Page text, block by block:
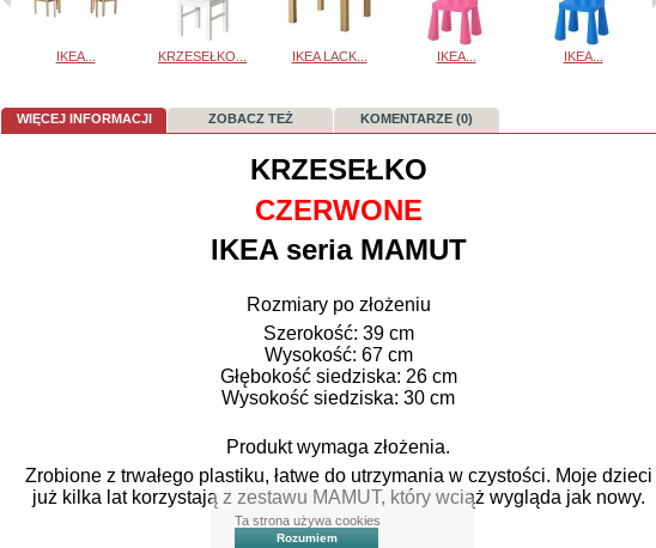
Ta strona używa cookies
Rozumiem
IKEA... KRZESEŁKO... IKEA LACK... IKEA... IKEA...
WIĘCEJ INFORMACJI ZOBACZ TEŻ KOMENTARZE (0)
KRZESEŁKO
CZERWONE
IKEA seria MAMUT
Rozmiary po złożeniu
Szerokość: 39 cm
Wysokość: 67 cm
Głębokość siedziska: 26 cm
Wysokość siedziska: 30 cm
Produkt wymaga złożenia.
Zrobione z trwałego plastiku, łatwe do utrzymania w czystości. Moje dzieci
już kilka lat korzystają z zestawu MAMUT, który wciąż wygląda jak nowy.